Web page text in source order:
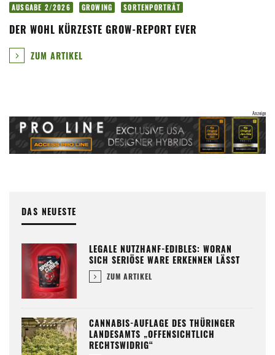
AUSGABE 2/2026 GROWING SORTENPORTRÄT
DER WOHL KÜRZESTE GROW-REPORT EVER
ZUM ARTIKEL
DAS NEUESTE
LEGALE NUTZHANF-EDIBLES: WORAN
SICH SERIÖSE WARE ERKENNEN LÄSST
ZUM ARTIKEL
CANNABIS-AUFLAGE DES THÜRINGER
LANDESAMTS „OFFENSICHTLICH
RECHTSWIDRIG“